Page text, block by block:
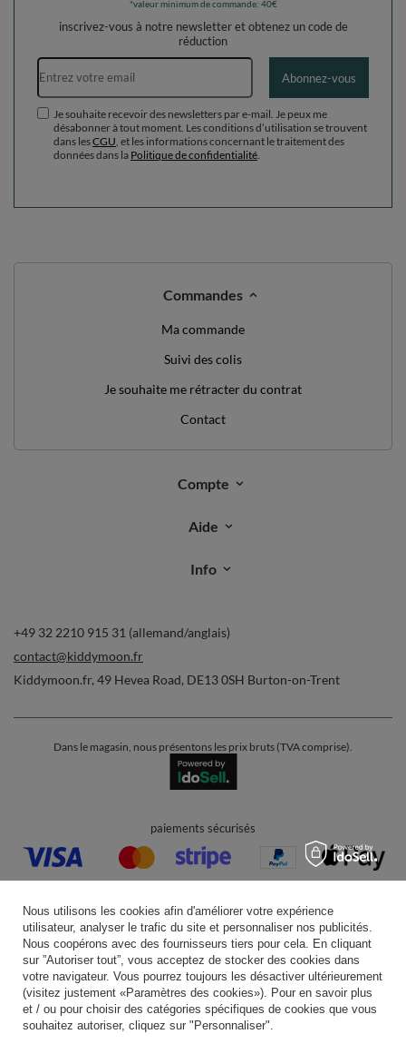
*valeur minimum de commande: 40€
inscrivez-vous à notre newsletter et obtenez un code de
réduction
Adresse e-mail
Abonnez-vous
Je souhaite recevoir des newsletters par e-mail. Je peux me
désabonner à tout moment. Les conditions d’utilisation se trouvent
dans lesCGU , et les informations concernant le traitement des
données dans la Politique de confidentialité
Commandes
Ma commande
Suivi des colis
Je souhaite me rétracter du contrat
Contact
Compte
Aide
Info
+49 32 2210 915 31 (allemand/anglais)
contact@kiddymoon.fr
Kiddymoon.fr, 49 Hevea Road, DE13 0SH Burton-on-Trent
Dans le magasin, nous présentons les prix bruts (TVA comprise).
paiements sécurisés
livraison pratique
vous pouvez nous faire confiance
Nous utilisons les cookies afin d'améliorer votre expérience
utilisateur, analyser le trafic du site et personnaliser nos publicités.
Nous coopérons avec des fournisseurs tiers pour cela. En cliquant
sur ”Autoriser tout”, vous acceptez de stocker des cookies dans
votre navigateur. Vous pourrez toujours les désactiver ultérieurement
(visitez justement «Paramètres des cookies»). Pour en savoir plus
et / ou pour choisir des catégories spécifiques de cookies que vous
souhaitez autoriser, cliquez sur "Personnaliser".